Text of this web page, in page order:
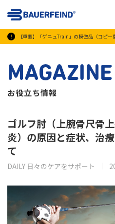
【重要】「ゲニュTrain」の模倣品（コピ
MAGAZINE
お役立ち情報
ゴルフ肘（上腕骨尺骨
炎）の原因と症状、治
て
DAILY 日々のケアをサポート